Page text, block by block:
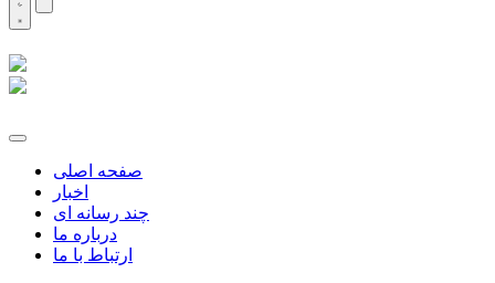
صفحه اصلی
اخبار
چند رسانه ای
درباره ما
ارتباط با ما